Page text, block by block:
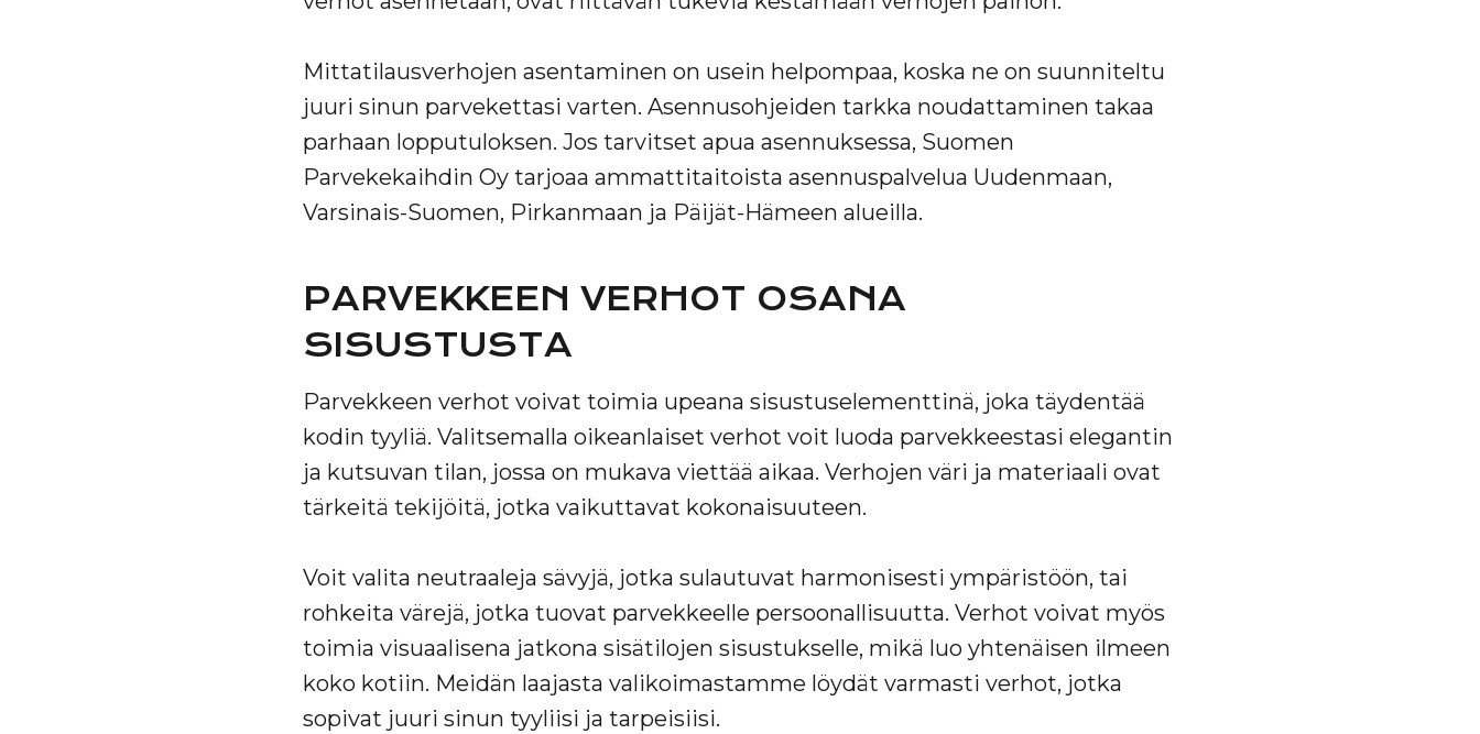
Mittatilausverhojen asentaminen on usein helpompaa, koska ne on suunniteltu
juuri sinun parvekettasi varten. Asennusohjeiden tarkka noudattaminen takaa
parhaan lopputuloksen. Jos tarvitset apua asennuksessa, Suomen
Parvekekaihdin Oy tarjoaa ammattitaitoista asennuspalvelua Uudenmaan,
Varsinais-Suomen, Pirkanmaan ja Päijät-Hämeen alueilla.
PARVEKKEEN VERHOT OSANA
SISUSTUSTA
Parvekkeen verhot voivat toimia upeana sisustuselementtinä, joka täydentää
kodin tyyliä. Valitsemalla oikeanlaiset verhot voit luoda parvekkeestasi elegantin
ja kutsuvan tilan, jossa on mukava viettää aikaa. Verhojen väri ja materiaali ovat
tärkeitä tekijöitä, jotka vaikuttavat kokonaisuuteen.
Voit valita neutraaleja sävyjä, jotka sulautuvat harmonisesti ympäristöön, tai
rohkeita värejä, jotka tuovat parvekkeelle persoonallisuutta. Verhot voivat myös
toimia visuaalisena jatkona sisätilojen sisustukselle, mikä luo yhtenäisen ilmeen
koko kotiin. Meidän laajasta valikoimastamme löydät varmasti verhot, jotka
sopivat juuri sinun tyyliisi ja tarpeisiisi.